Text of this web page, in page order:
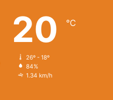
20 ℃
26º - 18º
84%
1.34 km/h